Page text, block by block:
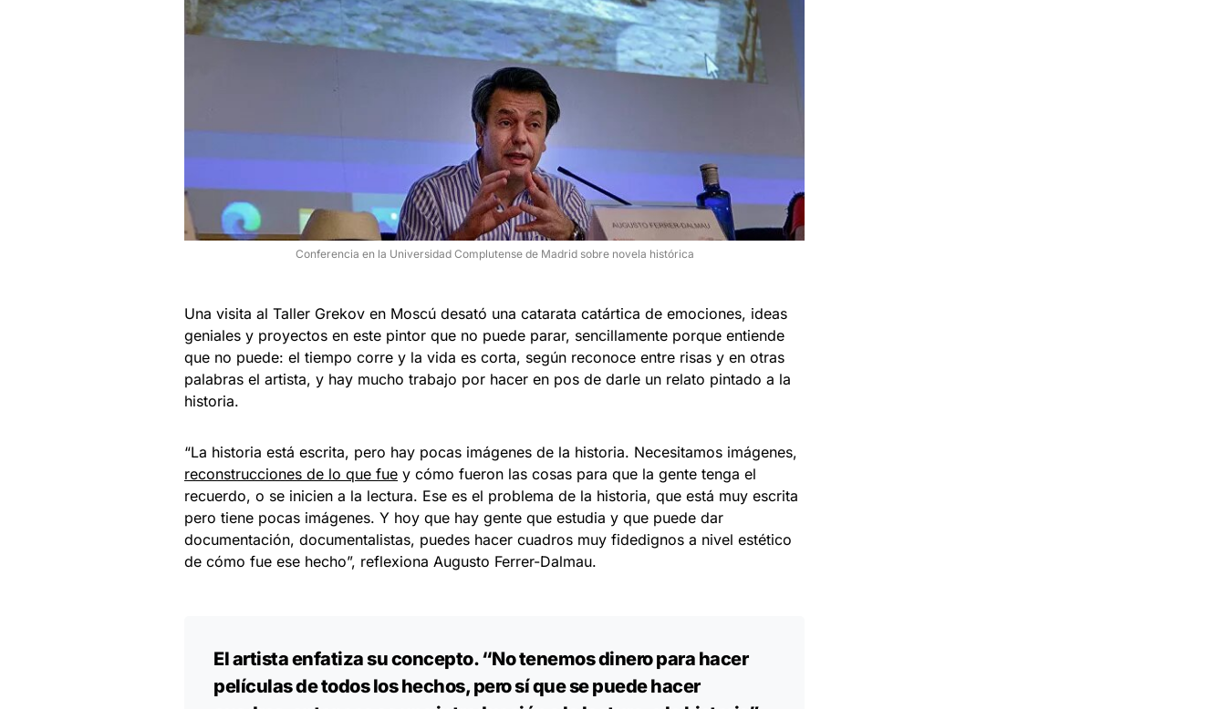
Conferencia en la Universidad Complutense de Madrid sobre novela histórica
Una visita al Taller Grekov en Moscú desató una catarata catártica de emociones, ideas
geniales y proyectos en este pintor que no puede parar, sencillamente porque entiende
que no puede: el tiempo corre y la vida es corta, según reconoce entre risas y en otras
palabras el artista, y hay mucho trabajo por hacer en pos de darle un relato pintado a la
historia.
“La historia está escrita, pero hay pocas imágenes de la historia. Necesitamos imágenes,
reconstrucciones de lo que fue y cómo fueron las cosas para que la gente tenga el
recuerdo, o se inicien a la lectura. Ese es el problema de la historia, que está muy escrita
pero tiene pocas imágenes. Y hoy que hay gente que estudia y que puede dar
documentación, documentalistas, puedes hacer cuadros muy fidedignos a nivel estético
de cómo fue ese hecho”, reflexiona Augusto Ferrer-Dalmau.
El artista enfatiza su concepto. “No tenemos dinero para hacer
películas de todos los hechos, pero sí que se puede hacer